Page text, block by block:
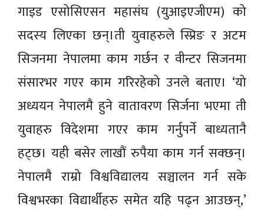
गाइड एसोसिएसन महासंघ (युआइएजीएम) को
सदस्य लिएका छन्।ती युवाहरुले स्प्रिङ र अटम
सिजनमा नेपालमा काम गर्छन र वीन्टर सिजनमा
संसारभर गएर काम गरिरहेको उनले बताए। ‘यो
अध्ययन नेपालमै हुने वातावरण सिर्जना भएमा ती
युवाहरु विदेशमा गएर काम गर्नुपर्ने बाध्यतानै
हट्छ। यही बसेर लाखौं रुपैया काम गर्न सक्छन्।
नेपालमै राम्रो विश्वविद्यालय सञ्चालन गर्न सके
विश्वभरका विद्यार्थीहरु समेत यहि पढ्न आउछन्,’